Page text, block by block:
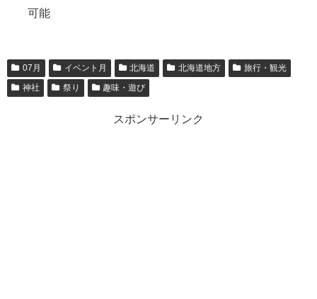
可能
07月 イベント月 北海道 北海道地方
旅行・観光
神社
祭り 趣味・遊び
スポンサーリンク